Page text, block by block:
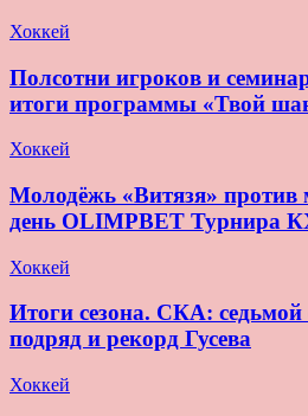
Хоккей
Полсотни игроков и
итоги программы «Твой
Хоккей
Молодёжь «Витязя»
день OLIMPBET Турнира
Хоккей
Итоги сезона. СКА:
подряд и рекорд Гусева
Хоккей